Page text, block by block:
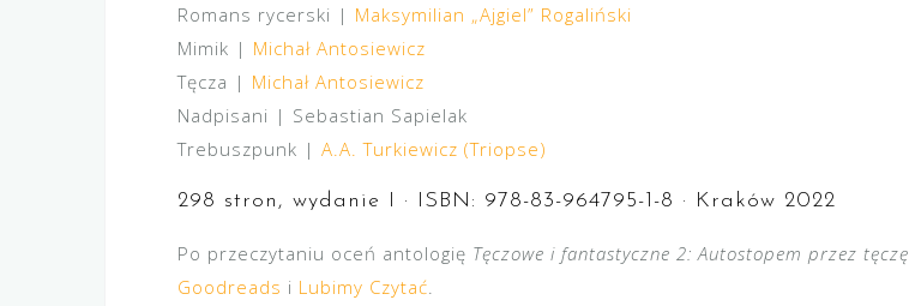
Romans rycerski | Maksymilian „Ajgiel” Rogaliński
Mimik | Michał Antosiewicz
Tęcza | Michał Antosiewicz
Nadpisani | Sebastian Sapielak
Trebuszpunk | A.A. Turkiewicz (Triopse)
298 stron, wydanie I · ISBN: 978-83-964795-1-8 · Kraków 2022
Po przeczytaniu oceń antologię Tęczowe i fantastyczne 2: Autostopem przez tęczę
Goodreads i Lubimy Czytać